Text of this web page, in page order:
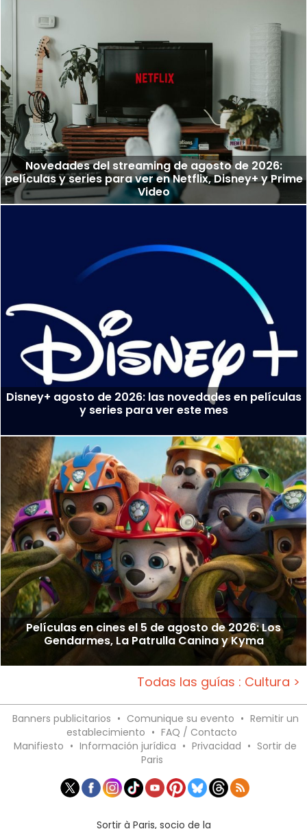
Novedades del streaming de agosto de 2026:
películas y series para ver en Netflix, Disney+ y Prime
Video
Disney+ agosto de 2026: las novedades en películas
y series para ver este mes
Películas en cines el 5 de agosto de 2026: Los
Gendarmes, La Patrulla Canina y Kyma
Todas las guías : Cultura >
Banners publicitarios • Comunique su evento • Remitir un
establecimiento • FAQ / Contacto
Manifiesto • Información jurídica • Privacidad • Sortir de
Paris
Sortir à Paris, socio de la